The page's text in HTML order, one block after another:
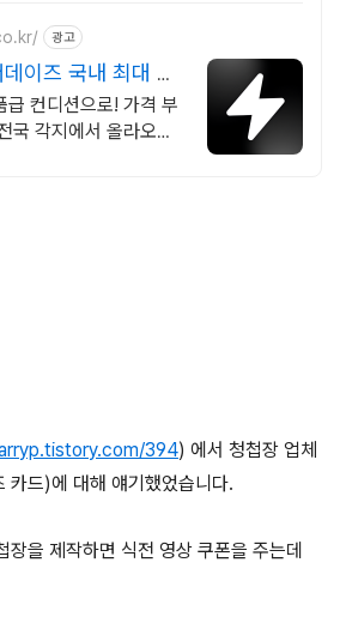
광고
이즈 국내 최대 브
급 컨디션으로! 가격 부
국 각지에서 올라오는
394) 에서 청첩장 업체
카드)에 대해 얘기했었습니다.
장을 제작하면 식전 영상 쿠폰을 주는데